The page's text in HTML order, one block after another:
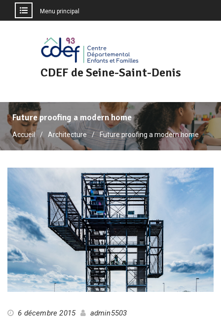
Menu principal
CDEF de Seine-Saint-Denis
Future proofing a modern home
Accueil Architecture Future proofing a modern home
6 décembre 2015 admin5503